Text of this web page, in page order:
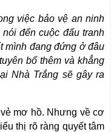
việc bảo vệ an ninh
đến cuộc đấu tranh
mình đang đứng ở đâu
bố thêm và khẳng
Nhà Trắng sẽ gây ra
mơ hồ. Nhưng về cơ
thị rõ ràng quyết tâm